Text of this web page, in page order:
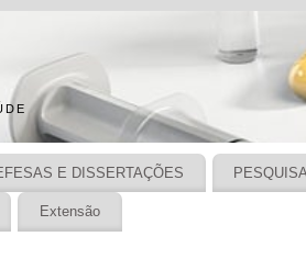
E DISSERTAÇÕES PESQUISA
Extensão